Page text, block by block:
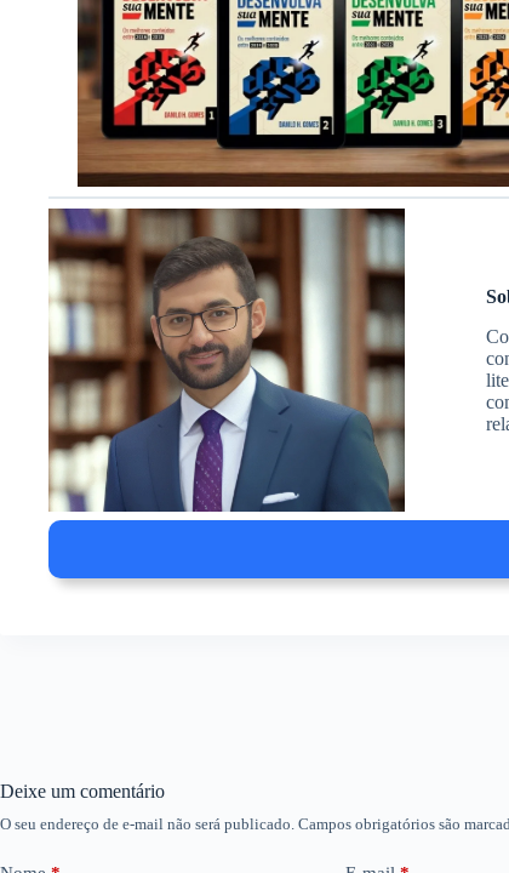
Deixe um comentário
O seu endereço de e-mail não será publicado. Campos obrigatórios são